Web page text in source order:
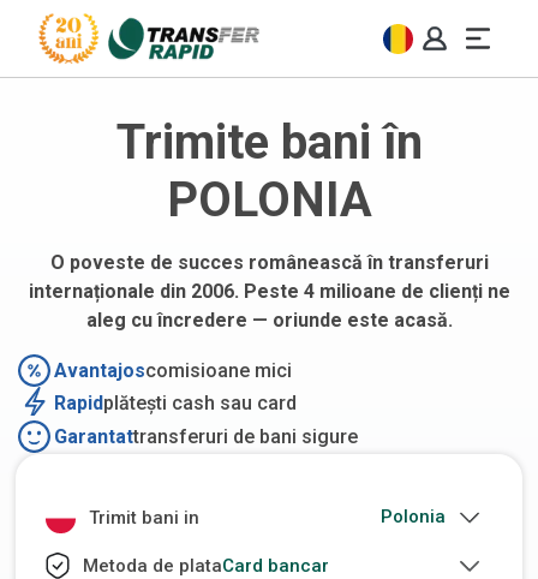
Trimite bani în
POLONIA
O poveste de succes românească în transferuri
internaționale din 2006. Peste 4 milioane de clienți ne
aleg cu încredere — oriunde este acasă.
Avantajoscomisioane mici
Rapidplătești cash sau card
Garantattransferuri de bani sigure
Trimit bani in
Metoda de plataCard bancar